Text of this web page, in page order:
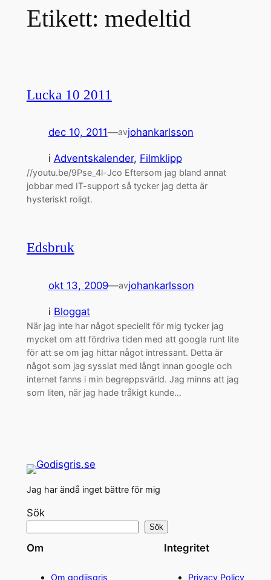
Etikett: medeltid
Lucka 10 2011
dec 10, 2011—avjohankarlsson
i Adventskalender, Filmklipp
//youtu.be/9Pse_4l-Jco Eftersom jag bland annat
jobbar med IT-support så tycker jag detta är
hysteriskt roligt.
Edsbruk
okt 13, 2009—avjohankarlsson
i Bloggat
När jag inte har något speciellt för mig tycker jag
mycket om att fördriva tiden med att googla runt lite
för att se om jag hittar något intressant. Detta är
något som jag sysslat med långt innan google och
internet fanns i min begreppsvärld. Jag minns att jag
som liten, när jag hade tråkigt kunde…
Jag har ändå inget bättre för mig
Sök
Sök
Om
Om godiisgris
Integritet
Privacy Policy